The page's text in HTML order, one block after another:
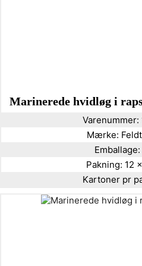
Marinerede hvidløg i
Varenummer:
Mærke:
Emballage:
Pakning: 12
Kartoner pr